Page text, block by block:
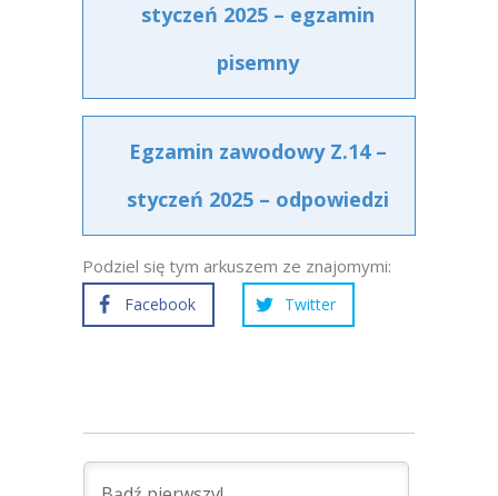
styczeń 2025 – egzamin
pisemny
Egzamin zawodowy Z.14 –
styczeń 2025 – odpowiedzi
Podziel się tym arkuszem ze znajomymi:
Facebook Twitter